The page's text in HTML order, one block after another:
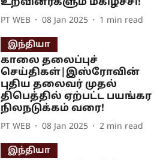
உறவினர்களும் மகிழ்ச்சி!
PT WEB 08 Jan 2025 1 min read
இந்தியா
காலை தலைப்புச்
செய்திகள்|இஸ்ரோவின்
புதிய தலைவர் முதல்
திபெத்தில் ஏற்பட்ட பயங்கர
நிலநடுக்கம் வரை!
PT WEB 08 Jan 2025 2 min read
இந்தியா